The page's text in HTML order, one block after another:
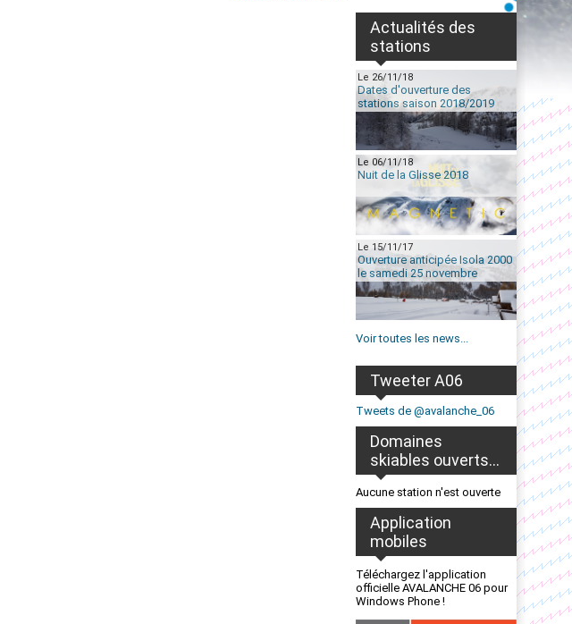
Actualités des
stations
Le 26/11/18
Dates d'ouverture des
stations saison 2018/2019
Le 06/11/18
Nuit de la Glisse 2018
Le 15/11/17
Ouverture anticipée Isola 2000
le samedi 25 novembre
Voir toutes les news...
Tweeter A06
Tweets de @avalanche_06
Domaines
skiables ouverts...
Aucune station n'est ouverte
Application
mobiles
Téléchargez l'application
officielle AVALANCHE 06 pour
Windows Phone !